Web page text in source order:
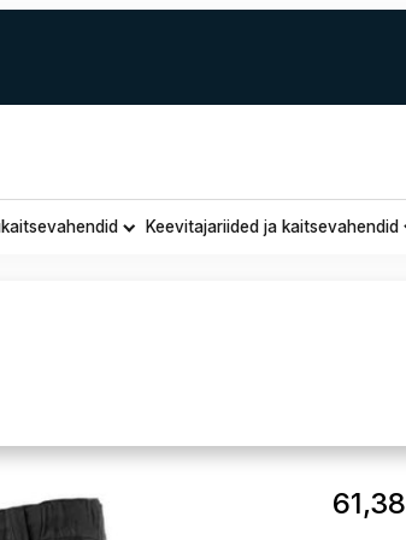
Keevitajariided ja kaitsevahendid
61,38